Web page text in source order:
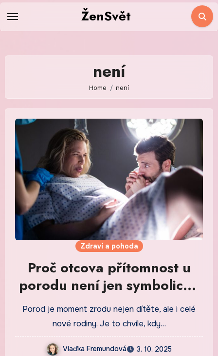
ŽenSvět
není
Home není
Zdraví a pohoda
Proč otcova přítomnost u
porodu není jen symbolická
– ale zásadní
Porod je moment zrodu nejen dítěte, ale i celé
nové rodiny. Je to chvíle, kdy…
Vlaďka Fremundová
3. 10. 2025